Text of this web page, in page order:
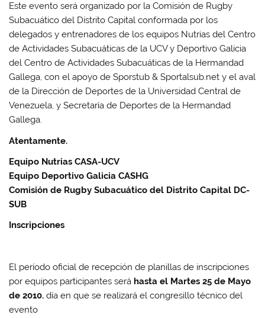
Este evento será organizado por la Comisión de Rugby
Subacuático del Distrito Capital conformada por los
delegados y entrenadores de los equipos Nutrias del Centro
de Actividades Subacuáticas de la UCV y Deportivo Galicia
del Centro de Actividades Subacuáticas de la Hermandad
Gallega, con el apoyo de Sporstub & Sportalsub.net y el aval
de la Dirección de Deportes de la Universidad Central de
Venezuela, y Secretaría de Deportes de la Hermandad
Gallega.
Atentamente.
Equipo Nutrias CASA-UCV
Equipo Deportivo Galicia CASHG
Comisión de Rugby Subacuático del Distrito Capital DC-
SUB
Inscripciones
El período oficial de recepción de planillas de inscripciones
por equipos participantes será hasta el Martes 25 de Mayo
de 2010. día en que se realizará el congresillo técnico del
evento